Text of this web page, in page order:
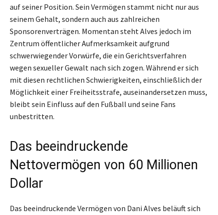
auf seiner Position. Sein Vermögen stammt nicht nur aus
seinem Gehalt, sondern auch aus zahlreichen
Sponsorenverträgen. Momentan steht Alves jedoch im
Zentrum öffentlicher Aufmerksamkeit aufgrund
schwerwiegender Vorwürfe, die ein Gerichtsverfahren
wegen sexueller Gewalt nach sich zogen. Während er sich
mit diesen rechtlichen Schwierigkeiten, einschließlich der
Möglichkeit einer Freiheitsstrafe, auseinandersetzen muss,
bleibt sein Einfluss auf den Fußball und seine Fans
unbestritten.
Das beeindruckende
Nettovermögen von 60 Millionen
Dollar
Das beeindruckende Vermögen von Dani Alves beläuft sich